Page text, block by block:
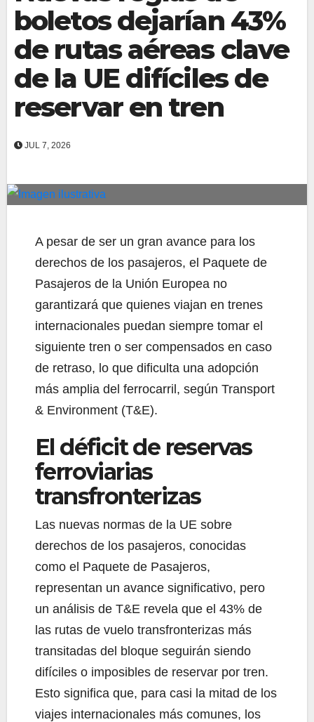
boletos dejarían 43%
de rutas aéreas clave
de la UE difíciles de
reservar en tren
JUL 7, 2026
A pesar de ser un gran avance para los
derechos de los pasajeros, el Paquete de
Pasajeros de la Unión Europea no
garantizará que quienes viajan en trenes
internacionales puedan siempre tomar el
siguiente tren o ser compensados en caso
de retraso, lo que dificulta una adopción
más amplia del ferrocarril, según Transport
& Environment (T&E).
El déficit de reservas
ferroviarias
transfronterizas
Las nuevas normas de la UE sobre
derechos de los pasajeros, conocidas
como el Paquete de Pasajeros,
representan un avance significativo, pero
un análisis de T&E revela que el 43% de
las rutas de vuelo transfronterizas más
transitadas del bloque seguirán siendo
difíciles o imposibles de reservar por tren.
Esto significa que, para casi la mitad de los
viajes internacionales más comunes, los